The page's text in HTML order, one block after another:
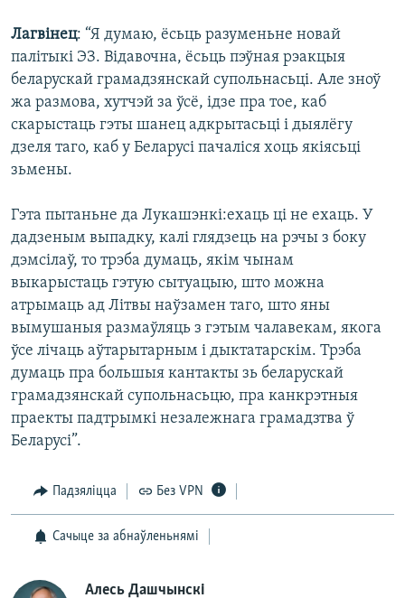
Лагвінец: “Я думаю, ёсьць разуменьне новай
палітыкі ЭЗ. Відавочна, ёсьць пэўная рэакцыя
беларускай грамадзянскай супольнасьці. Але зноў
жа размова, хутчэй за ўсё, ідзе пра тое, каб
скарыстаць гэты шанец адкрытасьці і дыялёгу
дзеля таго, каб у Беларусі пачаліся хоць якіясьці
зьмены.
Гэта пытаньне да Лукашэнкі:ехаць ці не ехаць. У
дадзеным выпадку, калі глядзець на рэчы з боку
дэмсілаў, то трэба думаць, якім чынам
выкарыстаць гэтую сытуацыю, што можна
атрымаць ад Літвы наўзамен таго, што яны
вымушаныя размаўляць з гэтым чалавекам, якога
ўсе лічаць аўтарытарным і дыктатарскім. Трэба
думаць пра большыя кантакты зь беларускай
грамадзянскай супольнасьцю, пра канкрэтныя
праекты падтрымкі незалежнага грамадзтва ў
Беларусі”.
Падзяліцца Без VPN
Сачыце за абнаўленьнямі
Алесь Дашчынскі